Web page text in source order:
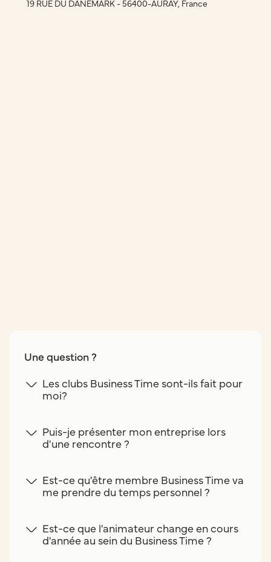
19 RUE DU DANEMARK - 56400-AURAY, France
Une question ?
Les clubs Business Time sont-ils fait pour
moi?
Puis-je présenter mon entreprise lors
d'une rencontre ?
Est-ce qu'être membre Business Time va
me prendre du temps personnel ?
Est-ce que l'animateur change en cours
d'année au sein du Business Time ?